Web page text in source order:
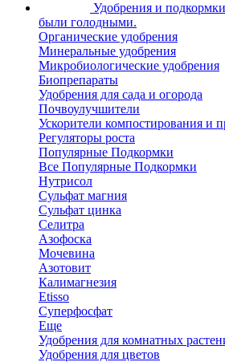
Удобрения и подкормки
были голодными.
Органические удобрения
Минеральные удобрения
Микробиологические удобрения
Биопрепараты
Удобрения для сада и огорода
Почвоулучшители
Ускорители компостирования и
Регуляторы роста
Популярные Подкормки
Все Популярные Подкормки
Нутрисол
Сульфат магния
Сульфат цинка
Селитра
Азофоска
Мочевина
Азотовит
Калимагнезия
Etisso
Суперфосфат
Еще
Удобрения для комнатных
Удобрения для цветов